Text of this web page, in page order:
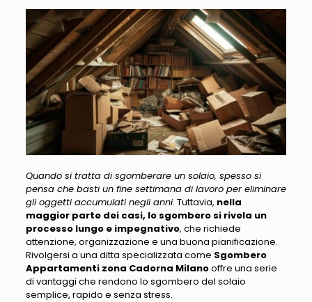
Quando si tratta di sgomberare un solaio, spesso si
pensa che basti un fine settimana di lavoro per eliminare
gli oggetti accumulati negli anni. Tuttavia, nella
maggior parte dei casi, lo sgombero si rivela un
processo lungo e impegnativo, che richiede
attenzione, organizzazione e una buona pianificazione.
Rivolgersi a una ditta specializzata come Sgombero
Appartamenti zona Cadorna Milanooffre una serie
di vantaggi che rendono lo sgombero del solaio
semplice, rapido e senza stress.